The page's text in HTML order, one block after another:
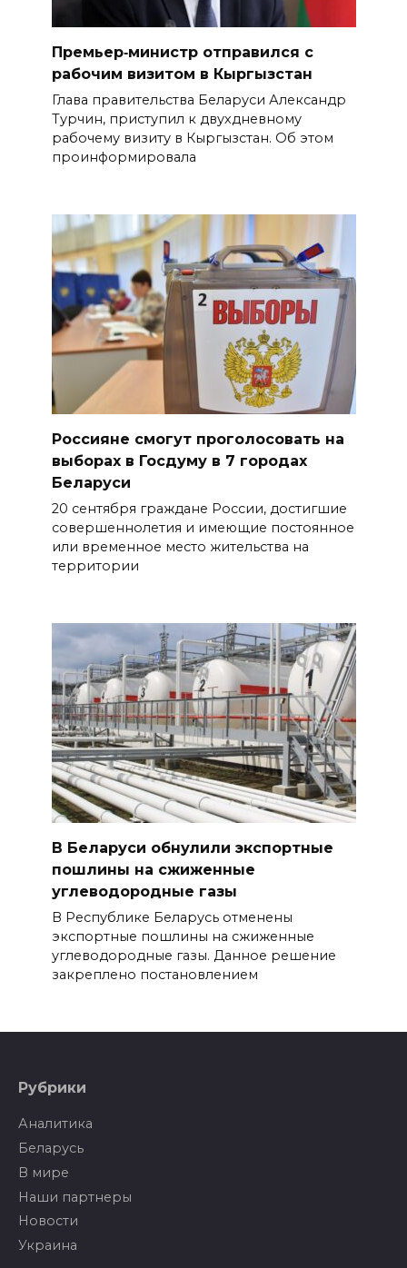
Премьер‑министр отправился с
рабочим визитом в Кыргызстан
Глава правительства Беларуси Александр
Турчин, приступил к двухдневному
рабочему визиту в Кыргызстан. Об этом
проинформировала
Россияне смогут проголосовать на
выборах в Госдуму в 7 городах
Беларуси
20 сентября граждане России, достигшие
совершеннолетия и имеющие постоянное
или временное место жительства на
территории
В Беларуси обнулили экспортные
пошлины на сжиженные
углеводородные газы
В Республике Беларусь отменены
экспортные пошлины на сжиженные
углеводородные газы. Данное решение
закреплено постановлением
Рубрики
Аналитика
Беларусь
В мире
Наши партнеры
Новости
Украина